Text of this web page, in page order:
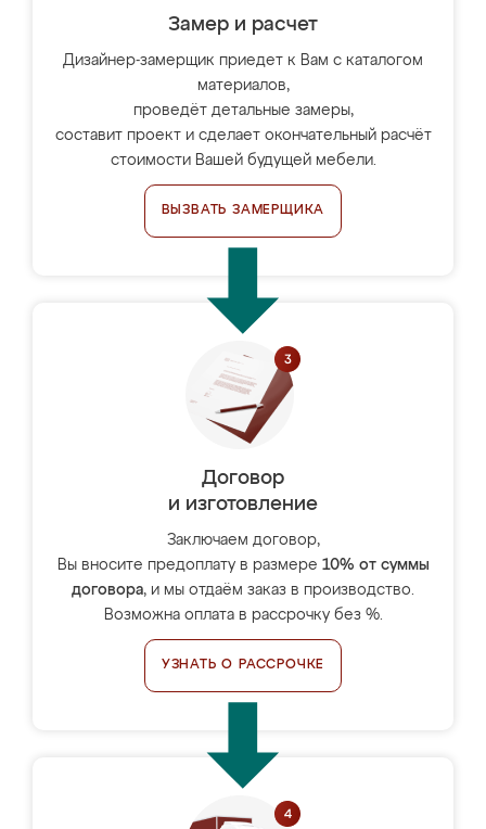
Замер и расчет
Дизайнер-замерщик приедет к Вам с каталогом
материалов,
проведёт детальные замеры,
составит проект и сделает окончательный расчёт
стоимости Вашей будущей мебели.
ВЫЗВАТЬ ЗАМЕРЩИКА
Договор
и изготовление
Заключаем договор,
Вы вносите предоплату в размере 10% от суммы
договора, и мы отдаём заказ в производство.
Возможна оплата в рассрочку без %.
УЗНАТЬ О РАССРОЧКЕ